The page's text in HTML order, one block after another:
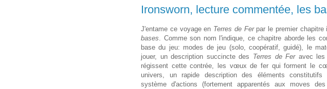
Ironsworn, lecture commentée, les
J'entame ce voyage en Terres de Ferpar le premier chapitre
bases. Comme son nom l'indique, ce chapitre aborde les
base du jeu: modes de jeu (solo, coopératif, guidé), le
jouer, un description succincte des Terres de Feravec les
régissent cette contrée, les vœux de fer qui forment le
univers, un rapide description des éléments constitutifs
système d'actions (fortement apparentés aux moves